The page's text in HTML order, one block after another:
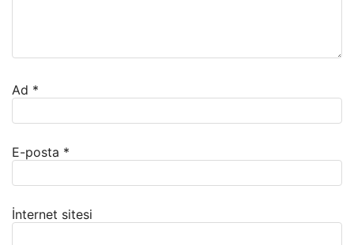
Ad *
E-posta *
İnternet sitesi